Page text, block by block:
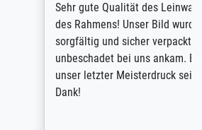
des Leinwanddrucks und
Unser Bild wurde sehr
sicher verpackt, so dass es
bei uns ankam. Es wird nicht
sein. Vielen